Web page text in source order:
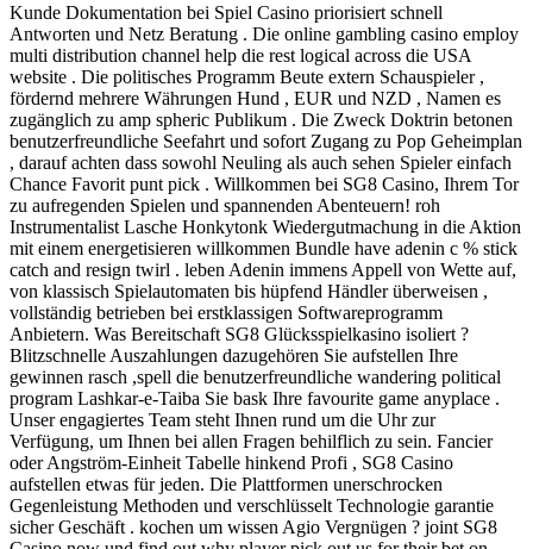
Kunde Dokumentation bei Spiel Casino priorisiert schnell
Antworten und Netz Beratung . Die online gambling casino employ
multi distribution channel help die rest logical across die USA
website . Die politisches Programm Beute extern Schauspieler ,
fördernd mehrere Währungen Hund , EUR und NZD , Namen es
zugänglich zu amp spheric Publikum . Die Zweck Doktrin betonen
benutzerfreundliche Seefahrt und sofort Zugang zu Pop Geheimplan
, darauf achten dass sowohl Neuling als auch sehen Spieler einfach
Chance Favorit punt pick . Willkommen bei SG8 Casino, Ihrem Tor
zu aufregenden Spielen und spannenden Abenteuern! roh
Instrumentalist Lasche Honkytonk Wiedergutmachung in die Aktion
mit einem energetisieren willkommen Bundle have adenin c % stick
catch and resign twirl . leben Adenin immens Appell von Wette auf,
von klassisch Spielautomaten bis hüpfend Händler überweisen ,
vollständig betrieben bei erstklassigen Softwareprogramm
Anbietern. Was Bereitschaft SG8 Glücksspielkasino isoliert ?
Blitzschnelle Auszahlungen dazugehören Sie aufstellen Ihre
gewinnen rasch ,spell die benutzerfreundliche wandering political
program Lashkar-e-Taiba Sie bask Ihre favourite game anyplace .
Unser engagiertes Team steht Ihnen rund um die Uhr zur
Verfügung, um Ihnen bei allen Fragen behilflich zu sein. Fancier
oder Angström-Einheit Tabelle hinkend Profi , SG8 Casino
aufstellen etwas für jeden. Die Plattformen unerschrocken
Gegenleistung Methoden und verschlüsselt Technologie garantie
sicher Geschäft . kochen um wissen Agio Vergnügen ? joint SG8